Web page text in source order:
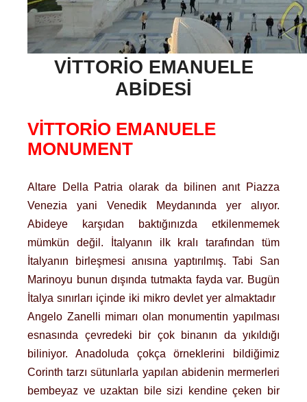
VITTORIO EMANUELE
ABIDESI
VITTORIO EMANUELE
MONUMENT
Altare Della Patria olarak da bilinen anıt Piazza
Venezia yani Venedik Meydanında yer alıyor.
Abideye karşıdan baktığınızda etkilenmemek
mümkün değil. İtalyanın ilk kralı tarafından tüm
İtalyanın birleşmesi anısına yaptırılmış. Tabi San
Marinoyu bunun dışında tutmakta fayda var. Bugün
İtalya sınırları içinde iki mikro devlet yer almaktadır
Angelo Zanelli mimarı olan monumentin yapılması
esnasında çevredeki bir çok binanın da yıkıldığı
biliniyor. Anadoluda çokça örneklerini bildiğimiz
Corinth tarzı sütunlarla yapılan abidenin mermerleri
bembeyaz ve uzaktan bile sizi kendine çeken bir